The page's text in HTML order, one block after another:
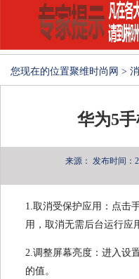
您现在的位置聚维时尚网 >
华为5
来源： 发布时间：
1.取消受保护应用：点击
用，取消无需后台运行应
2.调整屏幕亮度：进入设
的值。